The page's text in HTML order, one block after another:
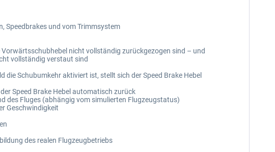
Speedbrakes und vom Trimmsystem
nicht vollständig zurückgezogen sind – und
vollständig verstaut sind
Schubumkehr aktiviert ist, stellt sich der Speed Brake Hebel
Speed Brake Hebel automatisch zurück
des Fluges (abhängig vom simulierten Flugzeugstatus)
Geschwindigkeit
des realen Flugzeugbetriebs